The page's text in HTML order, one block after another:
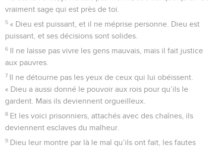
vraiment sage qui est près de toi.
5 « Dieu est puissant, et il ne méprise personne. Dieu est
puissant, et ses décisions sont solides.
6 Il ne laisse pas vivre les gens mauvais, mais il fait justice
aux pauvres.
7 Il ne détourne pas les yeux de ceux qui lui obéissent.
« Dieu a aussi donné le pouvoir aux rois pour qu’ils le
gardent. Mais ils deviennent orgueilleux.
8 Et les voici prisonniers, attachés avec des chaînes, ils
deviennent esclaves du malheur.
9 Dieu leur montre par là le mal qu’ils ont fait, les fautes